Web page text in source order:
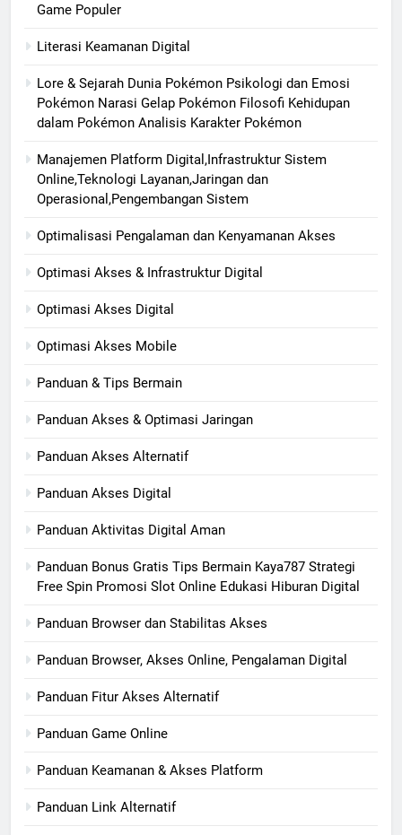
Game Populer
Literasi Keamanan Digital
Lore & Sejarah Dunia Pokémon Psikologi dan Emosi
Pokémon Narasi Gelap Pokémon Filosofi Kehidupan
dalam Pokémon Analisis Karakter Pokémon
Manajemen Platform Digital,Infrastruktur Sistem
Online,Teknologi Layanan,Jaringan dan
Operasional,Pengembangan Sistem
Optimalisasi Pengalaman dan Kenyamanan Akses
Optimasi Akses & Infrastruktur Digital
Optimasi Akses Digital
Optimasi Akses Mobile
Panduan & Tips Bermain
Panduan Akses & Optimasi Jaringan
Panduan Akses Alternatif
Panduan Akses Digital
Panduan Aktivitas Digital Aman
Panduan Bonus Gratis Tips Bermain Kaya787 Strategi
Free Spin Promosi Slot Online Edukasi Hiburan Digital
Panduan Browser dan Stabilitas Akses
Panduan Browser, Akses Online, Pengalaman Digital
Panduan Fitur Akses Alternatif
Panduan Game Online
Panduan Keamanan & Akses Platform
Panduan Link Alternatif